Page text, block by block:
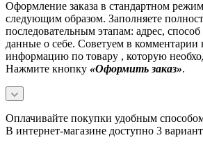
Оформление заказа в стандартном
следующим образом. Заполняете
последовательным этапам: адрес,
данные о себе. Советуем в комментарии
информацию по товару , которую
Нажмите кнопку «Оформить заказ».
Оплачивайте покупки удобным
В интернет-магазине доступно 3